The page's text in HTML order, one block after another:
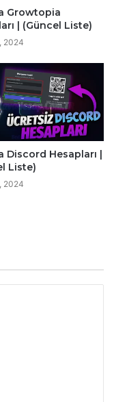
Growtopia
| (Güncel Liste)
2024
Discord Hesapları |
Liste)
2024